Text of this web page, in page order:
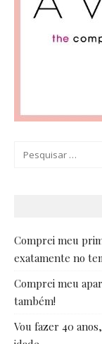
Comprei meu
exatamente no
Comprei meu
também!
Vou fazer 40